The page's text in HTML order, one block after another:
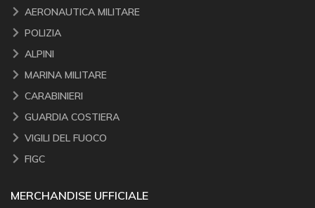
AERONAUTICA MILITARE
POLIZIA
ALPINI
MARINA MILITARE
CARABINIERI
GUARDIA COSTIERA
VIGILI DEL FUOCO
FIGC
MERCHANDISE UFFICIALE